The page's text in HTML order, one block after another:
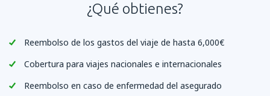
¿Qué obtienes?
Reembolso de los gastos del viaje de hasta 6,000€
Cobertura para viajes nacionales e internacionales
Reembolso en caso de enfermedad del asegurado